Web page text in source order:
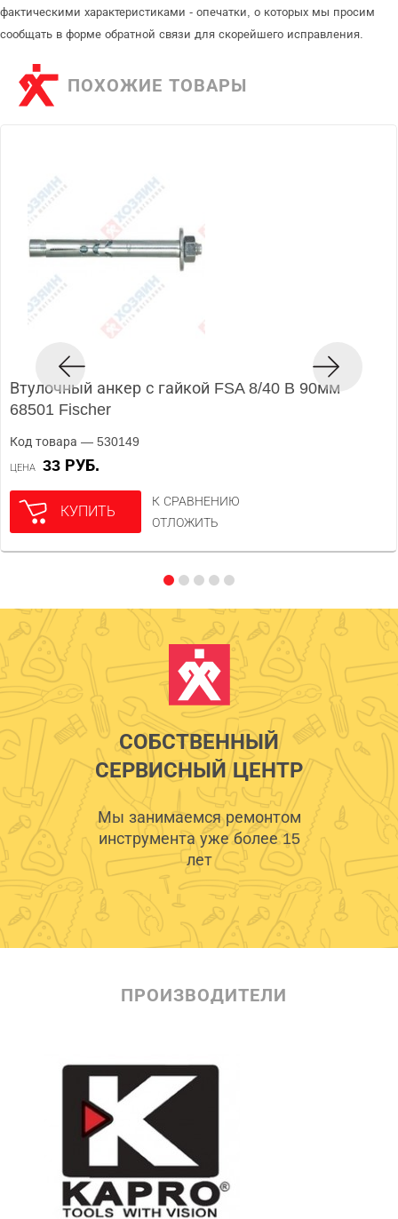
фактическими характеристиками - опечатки, о которых мы просим
сообщать в форме обратной связи для скорейшего исправления.
ПОХОЖИЕ ТОВАРЫ
Втулочный анкер с гайкой FSA 8/40 B 90мм
68501 Fischer
Код товара — 530149
ЦЕНА 33 РУБ.
КУПИТЬ
К СРАВНЕНИЮ
ОТЛОЖИТЬ
СОБСТВЕННЫЙ
СЕРВИСНЫЙ ЦЕНТР
Мы занимаемся ремонтом
инструмента уже более 15
лет
ПРОИЗВОДИТЕЛИ